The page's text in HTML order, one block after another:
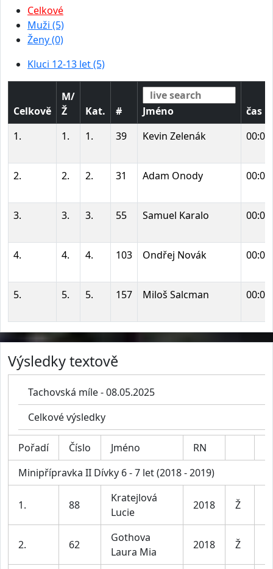
Celkové
Muži (5)
Ženy (0)
Kluci 12-13 let (5)
Celkově
M/
Ž
Kat. # Jméno
čas
1.
1. 1. 39 Kevin Zelenák
2. 2. 2. 31 Adam Onody
3. 3. 3. 55 Samuel Karalo
4. 4. 4. 103 Ondřej Novák
5. 5. 5. 157 Miloš Salcman
Výsledky textově
Tachovská míle - 08.05.2025
Celkové výsledky
Pořadí Číslo Jméno RN
Minipřípravka II Dívky 6 - 7 let (2018 - 2019)
1. 88
Kratejlová
Lucie
2018 Ž
2. 62
Gothova
Laura Mia
2018 Ž